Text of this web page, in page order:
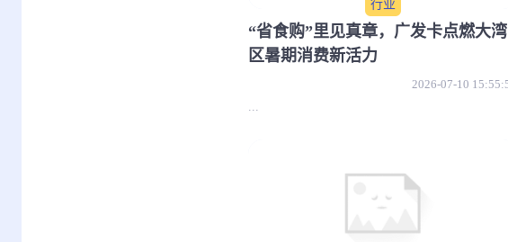
行业
“省食购”里见真章，广发卡点燃大湾
区暑期消费新活力
2026-07-10
...